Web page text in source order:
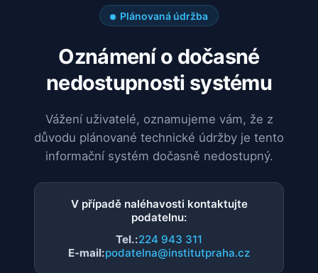
Plánovaná údržba
Oznámení o dočasné
nedostupnosti systému
Vážení uživatelé, oznamujeme vám, že z
důvodu plánované technické údržby je tento
informační systém dočasně nedostupný.
V případě naléhavosti kontaktujte
podatelnu:
Tel.:224 943 311
E-mail:podatelna@institutpraha.cz